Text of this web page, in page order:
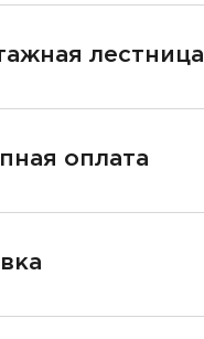
лестница
оплата